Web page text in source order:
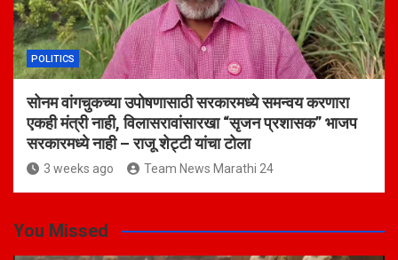
POLITICS
सोनम वांगचुकच्या उपोषणासाठी सरकारमध्ये समन्वय करणारा
एकही मंत्री नाही, विलासरावांसारखा “सृजन प्रशासक” भाजप
सरकारमध्ये नाही – राजू शेट्टी यांचा टोला
3 weeks ago Team News Marathi 24
You Missed